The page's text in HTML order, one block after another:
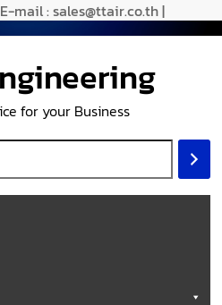
mail : sales@ttair.co.th |
for your Business